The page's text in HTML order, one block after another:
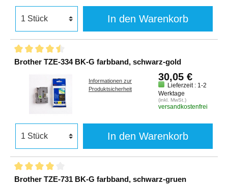
In den Warenkorb
Brother TZE-334 BK-G farbband, schwarz-gold
Informationen zur
Produktsicherheit
30,05 €
Lieferzeit : 1-2
Werktage
(inkl. MwSt.)
versandkostenfrei
In den Warenkorb
Brother TZE-731 BK-G farbband, schwarz-gruen